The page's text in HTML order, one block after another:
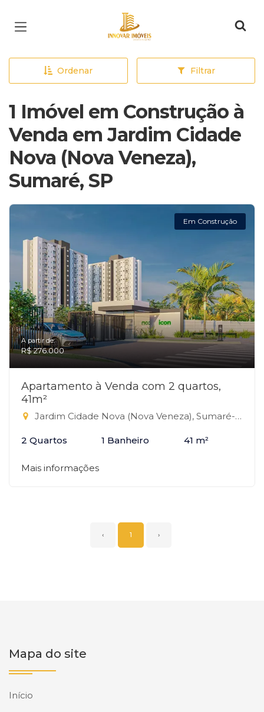
Página inicial
Ordenar Filtrar
1 Imóvel em Construção à
Venda em Jardim Cidade
Nova (Nova Veneza),
Sumaré, SP
Em Construção
A partir de:
R$ 276.000
Apartamento à Venda com 2 quartos,
41m²
Jardim Cidade Nova (Nova Veneza), Sumaré-SP
2 Quartos 1 Banheiro 41 m²
Mais informações
‹ 1 ›
Mapa do site
Início